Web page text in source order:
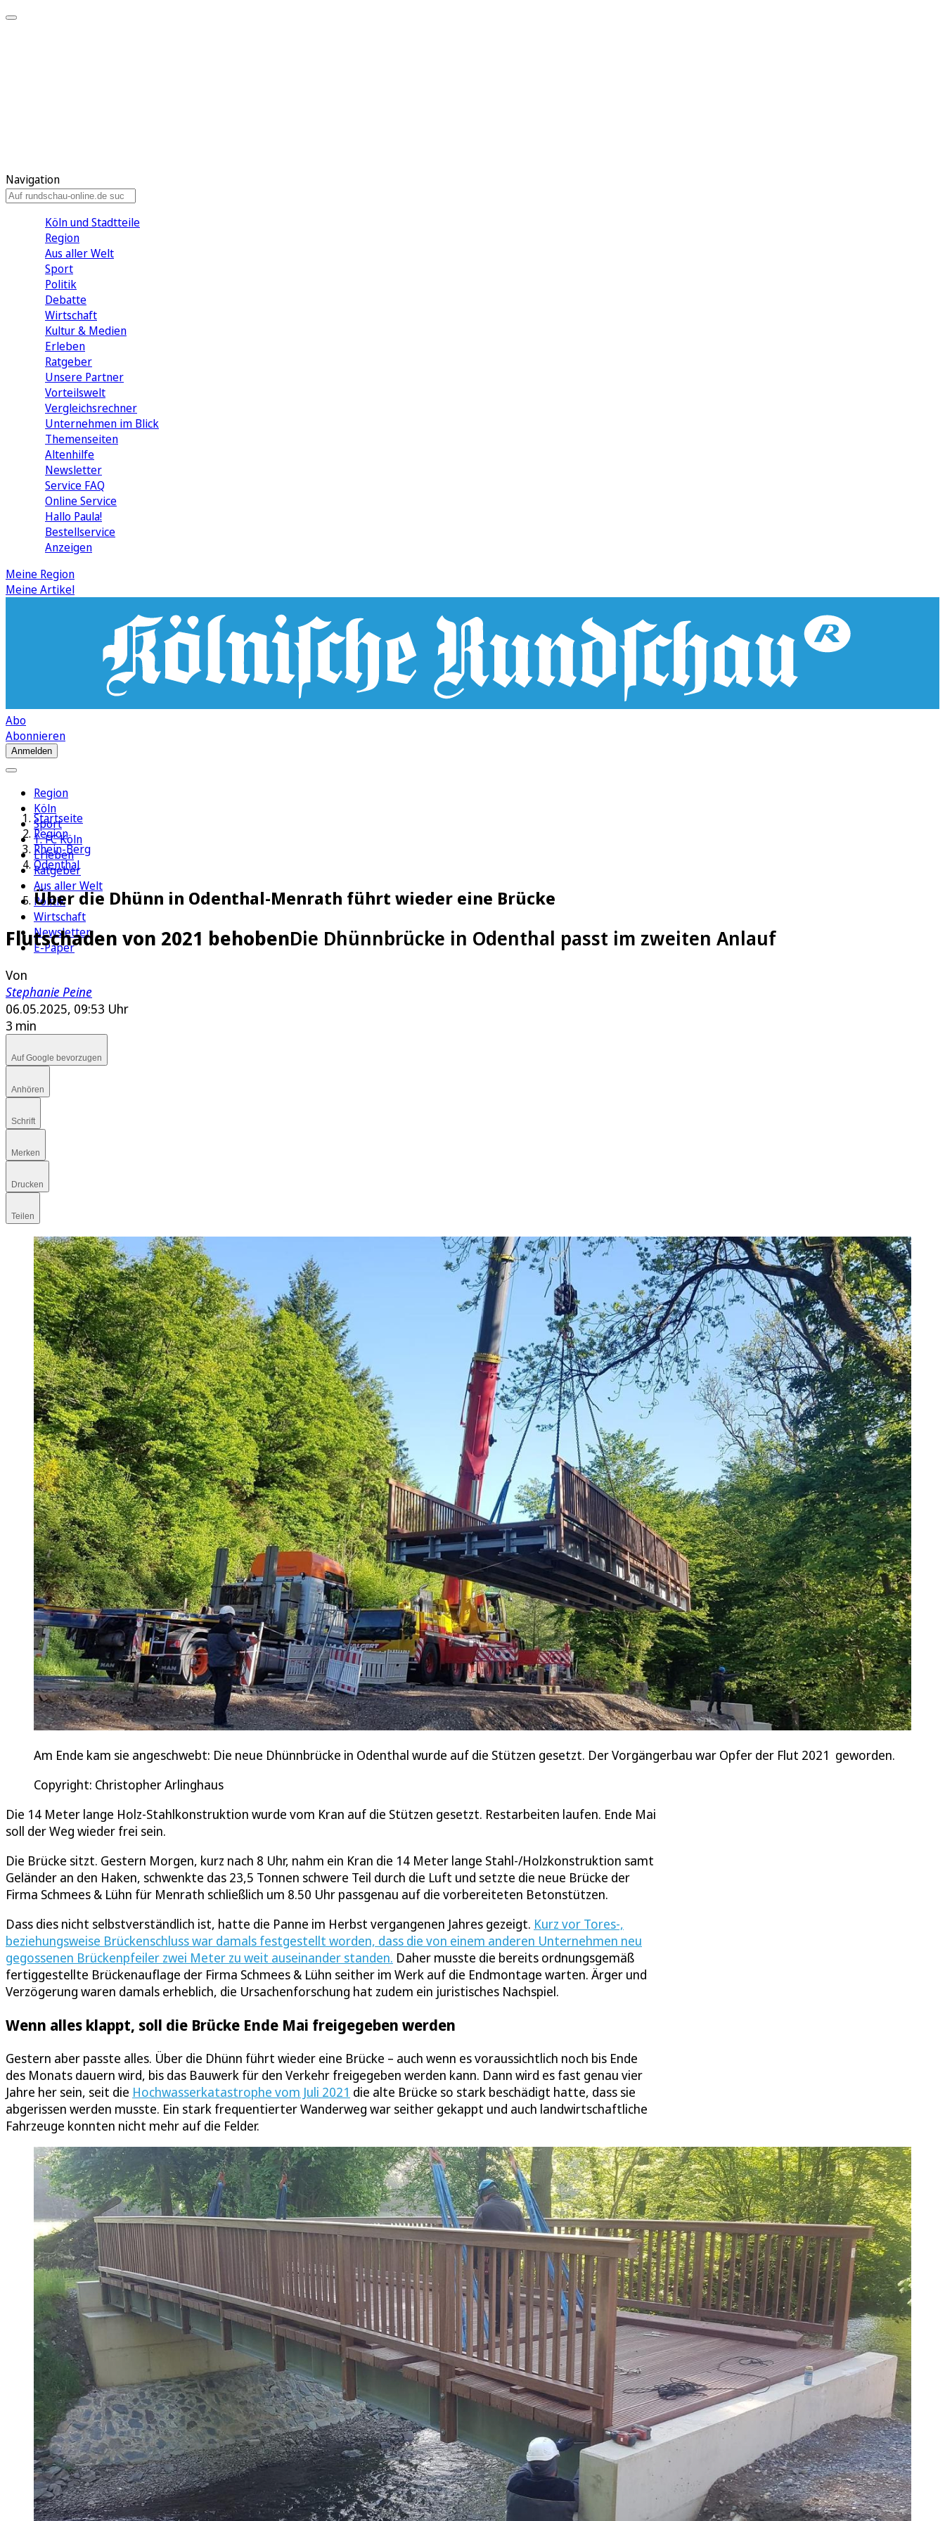
Navigation
Köln und Stadtteile
Region
Aus aller Welt
Sport
Politik
Debatte
Wirtschaft
Kultur & Medien
Erleben
Ratgeber
Unsere Partner
Vorteilswelt
Vergleichsrechner
Unternehmen im Blick
Themenseiten
Altenhilfe
Newsletter
Service FAQ
Online Service
Hallo Paula!
Bestellservice
Anzeigen
Meine Region
Meine Artikel
Abo
Abonnieren
Anmelden
Region
Köln
Sport
1. FC Köln
Erleben
Ratgeber
Aus aller Welt
Politik
Wirtschaft
Newsletter
E-Paper
Startseite
Region
Rhein-Berg
Odenthal
Über die Dhünn in Odenthal-Menrath führt wieder eine Brücke
Flutschaden von 2021 behobenDie Dhünnbrücke in Odenthal passt im zweiten Anlauf
Von
Stephanie Peine
06.05.2025, 09:53 Uhr
3 min
Auf Google bevorzugen
Anhören
Schrift
Merken
Drucken
Teilen
Am Ende kam sie angeschwebt: Die neue Dhünnbrücke in Odenthal wurde auf die Stützen gesetzt. Der Vorgängerbau war Opfer der Flut 2021 geworden.
Copyright: Christopher Arlinghaus
Die 14 Meter lange Holz-Stahlkonstruktion wurde vom Kran auf die Stützen gesetzt. Restarbeiten laufen. Ende Mai
soll der Weg wieder frei sein.
Die Brücke sitzt. Gestern Morgen, kurz nach 8 Uhr, nahm ein Kran die 14 Meter lange Stahl-/Holzkonstruktion samt
Geländer an den Haken, schwenkte das 23,5 Tonnen schwere Teil durch die Luft und setzte die neue Brücke der
Firma Schmees & Lühn für Menrath schließlich um 8.50 Uhr passgenau auf die vorbereiteten Betonstützen.
Dass dies nicht selbstverständlich ist, hatte die Panne im Herbst vergangenen Jahres gezeigt. Kurz vor Tores-,
beziehungsweise Brückenschluss war damals festgestellt worden, dass die von einem anderen Unternehmen neu
gegossenen Brückenpfeiler zwei Meter zu weit auseinander standen. Daher musste die bereits ordnungsgemäß
fertiggestellte Brückenauflage der Firma Schmees & Lühn seither im Werk auf die Endmontage warten. Ärger und
Verzögerung waren damals erheblich, die Ursachenforschung hat zudem ein juristisches Nachspiel.
Wenn alles klappt, soll die Brücke Ende Mai freigegeben werden
Gestern aber passte alles. Über die Dhünn führt wieder eine Brücke – auch wenn es voraussichtlich noch bis Ende
des Monats dauern wird, bis das Bauwerk für den Verkehr freigegeben werden kann. Dann wird es fast genau vier
Jahre her sein, seit die Hochwasserkatastrophe vom Juli 2021 die alte Brücke so stark beschädigt hatte, dass sie
abgerissen werden musste. Ein stark frequentierter Wanderweg war seither gekappt und auch landwirtschaftliche
Fahrzeuge konnten nicht mehr auf die Felder.